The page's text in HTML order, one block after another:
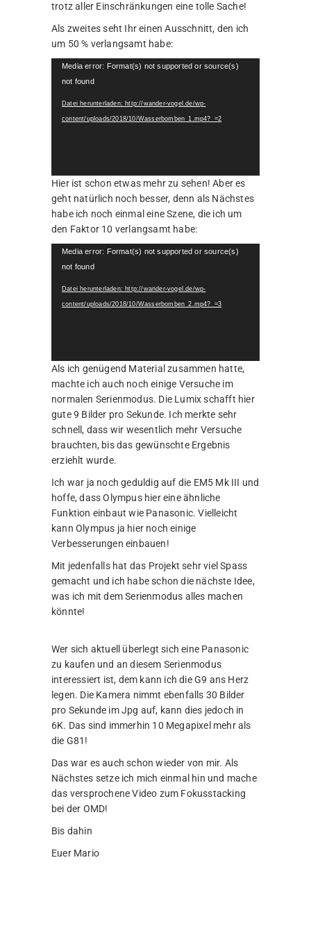
trotz aller Einschränkungen eine tolle Sache!
Als zweites seht Ihr einen Ausschnitt, den ich
um 50 % verlangsamt habe:
Video-
Player
Media error: Format(s) not supported or source(s)
not found
Datei herunterladen: http://wander-vogel.de/wp-
content/uploads/2018/10/Wasserbomben_1.mp4?_=2
Hier ist schon etwas mehr zu sehen! Aber es
geht natürlich noch besser, denn als Nächstes
habe ich noch einmal eine Szene, die ich um
den Faktor 10 verlangsamt habe:
Video-
Player
Media error: Format(s) not supported or source(s)
not found
Datei herunterladen: http://wander-vogel.de/wp-
content/uploads/2018/10/Wasserbomben_2.mp4?_=3
Als ich genügend Material zusammen hatte,
machte ich auch noch einige Versuche im
normalen Serienmodus. Die Lumix schafft hier
gute 9 Bilder pro Sekunde. Ich merkte sehr
schnell, dass wir wesentlich mehr Versuche
brauchten, bis das gewünschte Ergebnis
erziehlt wurde.
Ich war ja noch geduldig auf die EM5 Mk III und
hoffe, dass Olympus hier eine ähnliche
Funktion einbaut wie Panasonic. Vielleicht
kann Olympus ja hier noch einige
Verbesserungen einbauen!
Mit jedenfalls hat das Projekt sehr viel Spass
gemacht und ich habe schon die nächste Idee,
was ich mit dem Serienmodus alles machen
könnte!
Wer sich aktuell überlegt sich eine Panasonic
zu kaufen und an diesem Serienmodus
interessiert ist, dem kann ich die G9 ans Herz
legen. Die Kamera nimmt ebenfalls 30 Bilder
pro Sekunde im Jpg auf, kann dies jedoch in
6K. Das sind immerhin 10 Megapixel mehr als
die G81!
Das war es auch schon wieder von mir. Als
Nächstes setze ich mich einmal hin und mache
das versprochene Video zum Fokusstacking
bei der OMD!
Bis dahin
Euer Mario